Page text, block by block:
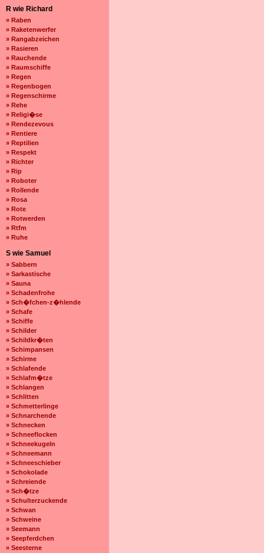
R wie Richard
» Raben
» Raketenwerfer
» Rangabzeichen
» Rasieren
» Rauchende
» Raumschiffe
» Regen
» Regenbogen
» Regenschirme
» Rehe
» Religi�se
» Rendezevous
» Rentiere
» Reptilien
» Respekt
» Richter
» Rip
» Roboter
» Rollende
» Rosa
» Rote
» Rotwerden
» Rtfm
» Ruhe
S wie Samuel
» Sabbern
» Sarkastische
» Sauna
» Schadenfrohe
» Sch�fchen-z�hlende
» Schafe
» Schiffe
» Schilder
» Schildkr�ten
» Schimpansen
» Schirme
» Schlafende
» Schlafm�tze
» Schlangen
» Schlitten
» Schmetterlinge
» Schnarchende
» Schnecken
» Schneeflocken
» Schneekugeln
» Schneemann
» Schneeschieber
» Schokolade
» Schreiende
» Sch�tze
» Schulterzuckende
» Schwan
» Schweine
» Seemann
» Seepferdchen
» Seesterne